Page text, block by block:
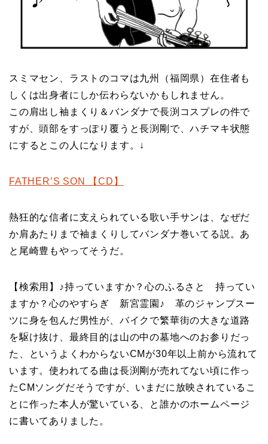
スミマセン、ラストのコマは九州（福岡県）在住者も
しくは出身者にしか伝わらないかもしれません。
この肩出し袖まくり＆バンダナで長渕コスプレの件で
すが、頭部をすっぽり覆うと長渕剛で、ハチマキ状態
にするとこの人になります。↓
FATHER’S SON 【CD】
熱狂的な信者に支えられている歌い手サンは、なぜだ
か肩あたりまで袖まくりしてバンダナ巻いてる説。あ
と尾崎豊もやってそうだ。
【検索用】♪持っていますか？心のふるさと 持ってい
ますか？心のやすらぎ 新宮霊園♪ 革のジャンプスー
ツに身を包んだ男性が、バイクで繁華街の大きな道路
を駆け抜け、最終目的は山の中の墓地へのお参りだっ
た、というよくわからないCMが30年以上前から流れて
います。使われてる曲は長渕剛が売れてない頃に作っ
たCMソングだそうですが、いまだに放映されているこ
とに作った本人が驚いている、と誰かのホームページ
に書いてありました。